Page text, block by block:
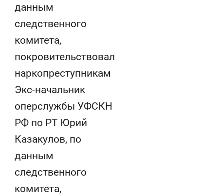
Экс-начальник
оперслужбы УФСКН
РФ по РТ Юрий
Казакулов, по
данным
следственного
комитета,